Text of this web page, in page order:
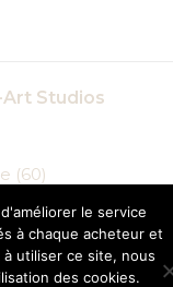
Studios
(60)
le service
à chaque acheteur et
utiliser ce site, nous
des cookies.